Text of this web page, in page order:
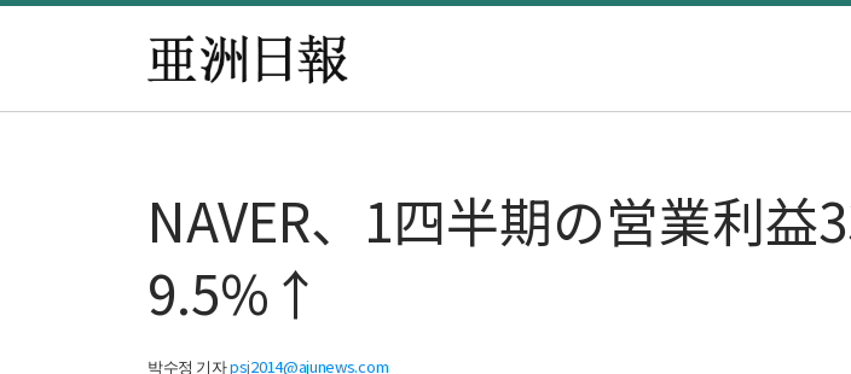
NAVER、1四半期の営業利
9.5%↑
박수정 기자psj2014@ajunews.com